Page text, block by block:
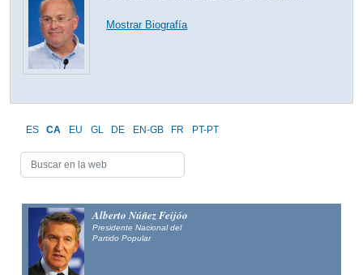
Mostrar Biografía
ES CA EU GL DE EN-GB FR PT-PT
Alberto Núñez Feijóo
Presidente Nacional del
Partido Popular